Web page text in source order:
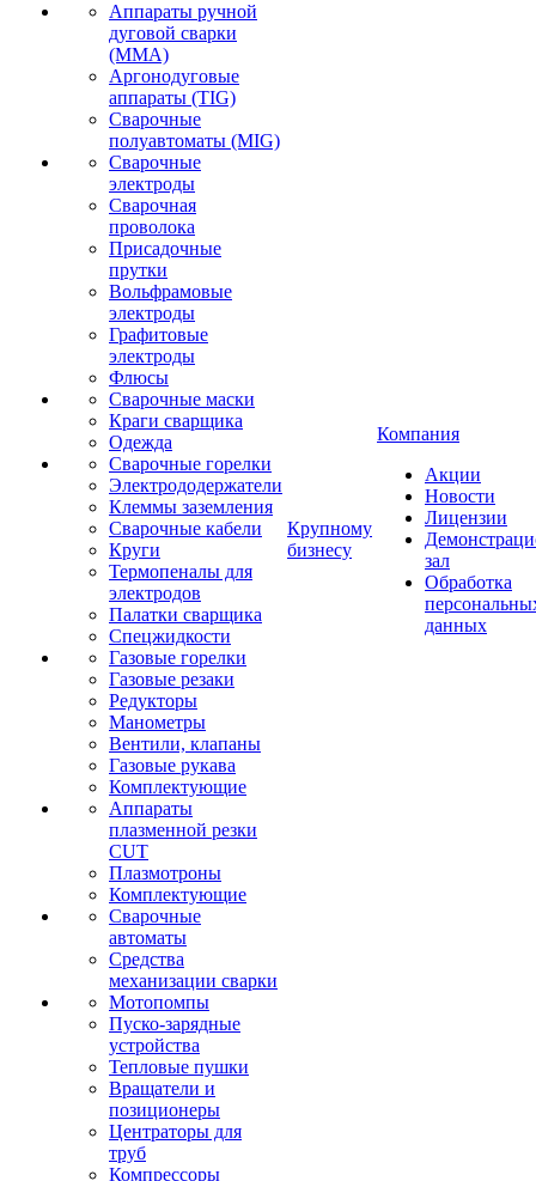
Аппараты ручной
дуговой сварки
(MMA)
Аргонодуговые
аппараты (TIG)
Сварочные
полуавтоматы (MIG)
Сварочные
электроды
Сварочная
проволока
Присадочные
прутки
Вольфрамовые
электроды
Графитовые
электроды
Флюсы
Сварочные маски
Краги сварщика
Одежда
Сварочные горелки
Электрододержатели
Клеммы заземления
Сварочные кабели
Круги
Термопеналы для
электродов
Палатки сварщика
Спецжидкости
Газовые горелки
Газовые резаки
Редукторы
Манометры
Вентили, клапаны
Газовые рукава
Комплектующие
Аппараты
плазменной резки
CUT
Плазмотроны
Комплектующие
Сварочные
автоматы
Средства
механизации сварки
Мотопомпы
Пуско-зарядные
устройства
Тепловые пушки
Вращатели и
позиционеры
Центраторы для
труб
Компрессоры
Крупному
бизнесу
Компания
Акции
Новости
Лицензии
зал
Обработка
данных